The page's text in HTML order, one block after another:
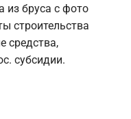
из бруса с фото
строительства
средства,
субсидии.